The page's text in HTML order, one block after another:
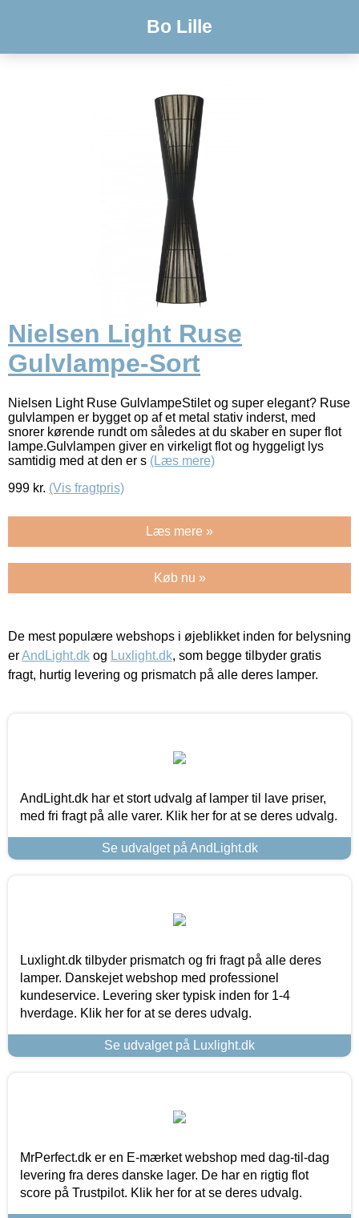
Bo Lille
Nielsen Light Ruse
Gulvlampe-Sort
Nielsen Light Ruse GulvlampeStilet og super elegant? Ruse
gulvlampen er bygget op af et metal stativ inderst, med
snorer kørende rundt om således at du skaber en super flot
lampe.Gulvlampen giver en virkeligt flot og hyggeligt lys
samtidig med at den er s (Læs mere)
999 kr. (Vis fragtpris)
Læs mere »
Køb nu »
De mest populære webshops i øjeblikket inden for belysning
erAndLight.dk og Luxlight.dk, som begge tilbyder gratis
fragt, hurtig levering og prismatch på alle deres lamper.
AndLight.dk har et stort udvalg af lamper til lave priser,
med fri fragt på alle varer. Klik her for at se deres udvalg.
Se udvalget på AndLight.dk
Luxlight.dk tilbyder prismatch og fri fragt på alle deres
lamper. Danskejet webshop med professionel
kundeservice. Levering sker typisk inden for 1-4
hverdage. Klik her for at se deres udvalg.
Se udvalget på Luxlight.dk
MrPerfect.dk er en E-mærket webshop med dag-til-dag
levering fra deres danske lager. De har en rigtig flot
score på Trustpilot. Klik her for at se deres udvalg.